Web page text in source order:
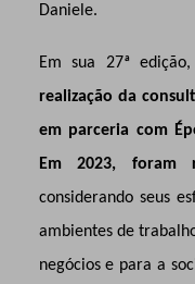
Daniele.
Em sua 27ª
realização da
em parceria com
Em 2023, foram
considerando seus
ambientes de
negócios e para a